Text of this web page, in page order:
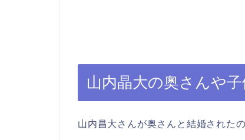
山内晶大の奥さんや子
山内昌大さんが奥さんと結婚された